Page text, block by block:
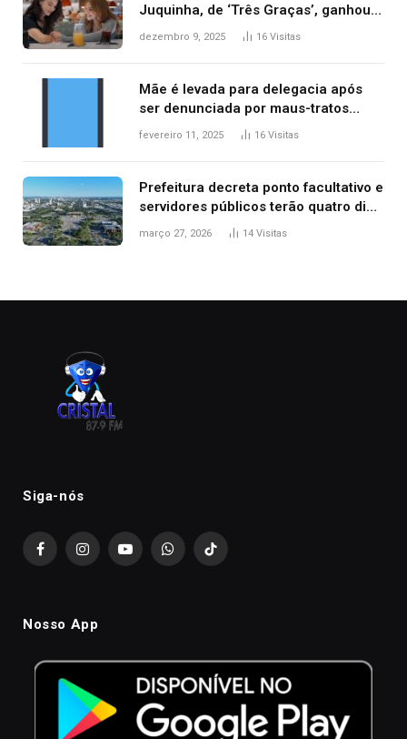
Juquinha, de ‘Três Graças’, ganhou
repercussão internacional
dezembro 9, 2025 16 Visitas
Mãe é levada para delegacia após
ser denunciada por maus-tratos
contra dois filhos, diz polícia
fevereiro 11, 2025 16 Visitas
Prefeitura decreta ponto facultativo e
servidores públicos terão quatro dias
de folga na Semana Santa
março 27, 2026 14 Visitas
Siga-nós
FacebookInstagramYouTubeWhatsAppTikTok
Nosso App